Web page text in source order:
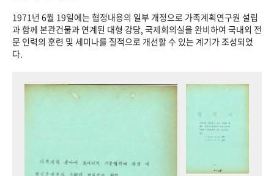
VR 역사관
1971년 6월 19일에는 협정내용의 일부 개정으로 가족계획연구원 설립
과 함께 본관건물과 연계된 대형 강당, 국제회의실을 완비하여 국내외 전
문 인력의 훈련 및 세미나를 질적으로 개선할 수 있는 계기가 조성되었
다.